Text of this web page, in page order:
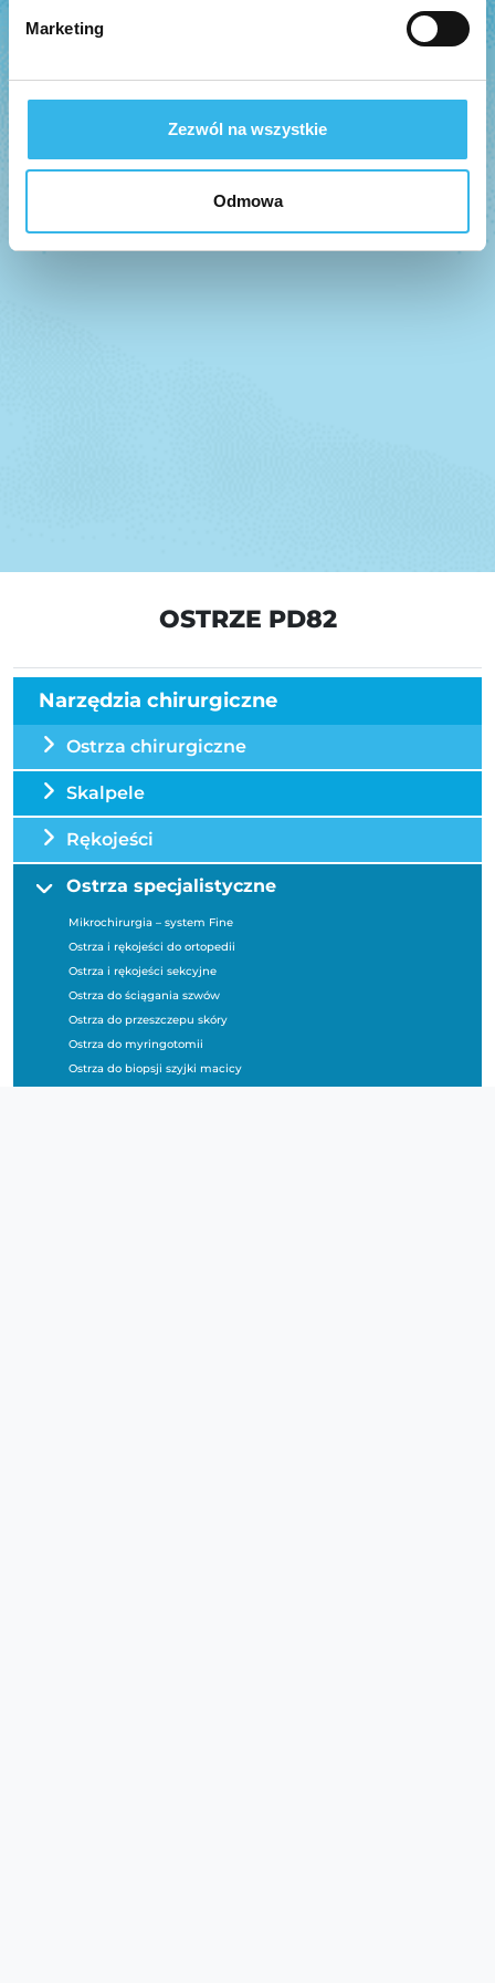
Marketing
Zezwól na wszystkie
Odmowa
OSTRZE PD82
Narzędzia chirurgiczne
Ostrza chirurgiczne
Skalpele
Rękojeści
Ostrza specjalistyczne
Mikrochirurgia – system Fine
Ostrza i rękojeści do ortopedii
Ostrza i rękojeści sekcyjne
Ostrza do ściągania szwów
Ostrza do przeszczepu skóry
Ostrza do myringotomii
Ostrza do biopsji szyjki macicy
Ostrza i rękojeści do podologii